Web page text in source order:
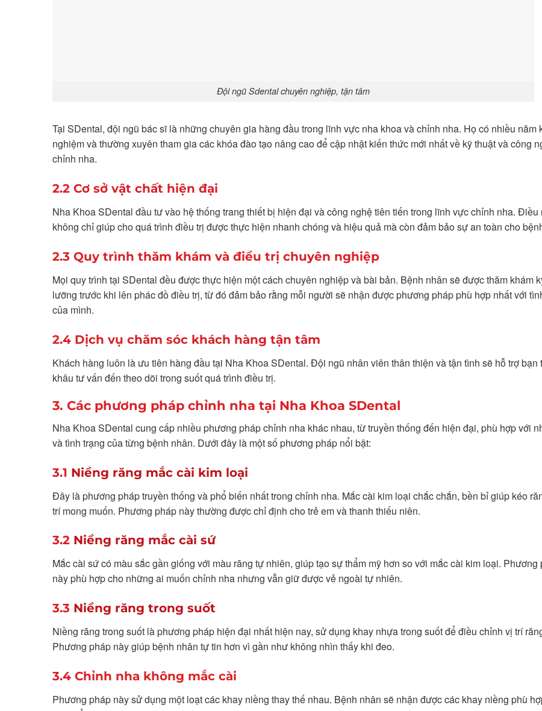
Đội ngũ Sdental chuyên nghiệp, tận tâm
Tại SDental, đội ngũ bác sĩ là những chuyên gia hàng đầu trong lĩnh vực nha khoa và chỉnh nha. Họ có nhiều năm
nghiệm và thường xuyên tham gia các khóa đào tạo nâng cao để cập nhật kiến thức mới nhất về kỹ thuật và công
chỉnh nha.
2.2 Cơ sở vật chất hiện đại
Nha Khoa SDental đầu tư vào hệ thống trang thiết bị hiện đại và công nghệ tiên tiến trong lĩnh vực chỉnh nha. Điều
không chỉ giúp cho quá trình điều trị được thực hiện nhanh chóng và hiệu quả mà còn đảm bảo sự an toàn cho
2.3 Quy trình thăm khám và điều trị chuyên nghiệp
Mọi quy trình tại SDental đều được thực hiện một cách chuyên nghiệp và bài bản. Bệnh nhân sẽ được thăm khám
lưỡng trước khi lên phác đồ điều trị, từ đó đảm bảo rằng mỗi người sẽ nhận được phương pháp phù hợp nhất với
của mình.
2.4 Dịch vụ chăm sóc khách hàng tận tâm
Khách hàng luôn là ưu tiên hàng đầu tại Nha Khoa SDental. Đội ngũ nhân viên thân thiện và tận tình sẽ hỗ trợ bạn
khâu tư vấn đến theo dõi trong suốt quá trình điều trị.
3. Các phương pháp chỉnh nha tại Nha Khoa SDental
Nha Khoa SDental cung cấp nhiều phương pháp chỉnh nha khác nhau, từ truyền thống đến hiện đại, phù hợp với
và tình trạng của từng bệnh nhân. Dưới đây là một số phương pháp nổi bật:
3.1 Niềng răng mắc cài kim loại
Đây là phương pháp truyền thống và phổ biến nhất trong chỉnh nha. Mắc cài kim loại chắc chắn, bền bỉ giúp kéo
trí mong muốn. Phương pháp này thường được chỉ định cho trẻ em và thanh thiếu niên.
3.2 Niềng răng mắc cài sứ
Mắc cài sứ có màu sắc gần giống với màu răng tự nhiên, giúp tạo sự thẩm mỹ hơn so với mắc cài kim loại. Phương
này phù hợp cho những ai muốn chỉnh nha nhưng vẫn giữ được vẻ ngoài tự nhiên.
3.3 Niềng răng trong suốt
Niềng răng trong suốt là phương pháp hiện đại nhất hiện nay, sử dụng khay nhựa trong suốt để điều chỉnh vị trí
Phương pháp này giúp bệnh nhân tự tin hơn vì gần như không nhìn thấy khi đeo.
3.4 Chỉnh nha không mắc cài
Phương pháp này sử dụng một loạt các khay niềng thay thế nhau. Bệnh nhân sẽ nhận được các khay niềng phù